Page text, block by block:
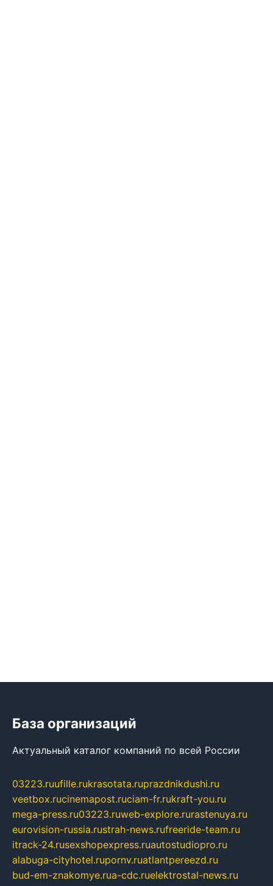
База организаций
Актуальный каталог компаний по всей России
03223.ruufille.rukrasotata.ruprazdnikdushi.ru
veetbox.rucinemapost.ruciam-fr.rukraft-you.ru
mega-press.ru03223.ruweb-explore.rurastenuya.ru
eurovision-russia.rustrah-news.rufreeride-team.ru
itrack-24.rusexshopexpress.ruautostudiopro.ru
alabuga-cityhotel.rupornv.ruatlantpereezd.ru
bud-em-znakomye.rua-cdc.ruelektrostal-news.ru